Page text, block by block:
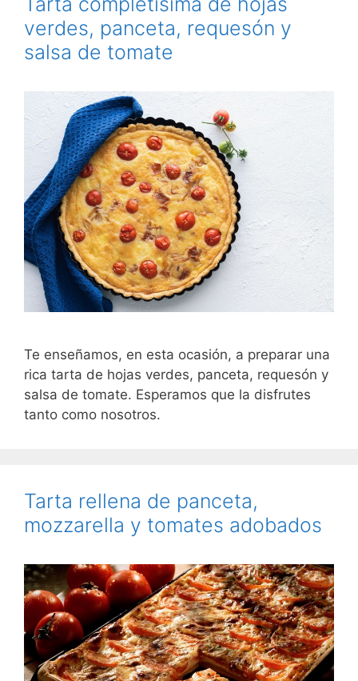
verdes, panceta, requesón y
salsa de tomate
Te enseñamos, en esta ocasión, a preparar una
rica tarta de hojas verdes, panceta, requesón y
salsa de tomate. Esperamos que la disfrutes
tanto como nosotros.
Tarta rellena de panceta,
mozzarella y tomates adobados